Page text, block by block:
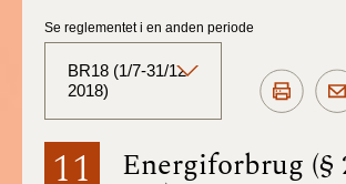
11 Energiforbrug (§
Se reglementet i en anden periode
BR18 (1/7-31/12
2018)
BR18 (Aktuelt)